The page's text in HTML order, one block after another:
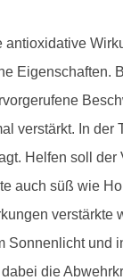
Eigenschaften.
verstärkt. In
Helfen soll
auch süß wie
verstärkte
und
die